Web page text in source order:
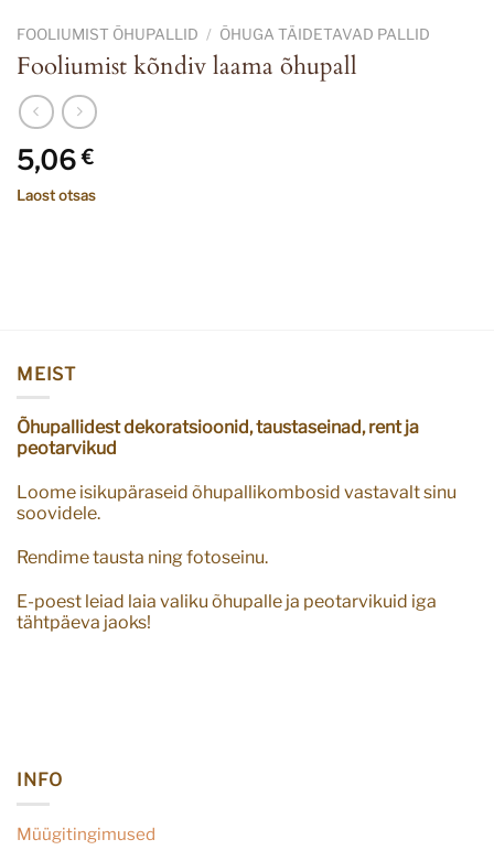
FOOLIUMIST ÕHUPALLID / ÕHUGA TÄIDETAVAD PALLID
Fooliumist kõndiv laama õhupall
5,06€
Laost otsas
MEIST
Õhupallidest dekoratsioonid, taustaseinad, rent ja
peotarvikud
Loome isikupäraseid õhupallikombosid vastavalt sinu
soovidele.
Rendime tausta ning fotoseinu.
E-poest leiad laia valiku õhupalle ja peotarvikuid iga
tähtpäeva jaoks!
INFO
Müügitingimused